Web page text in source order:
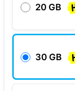
20 GB
30 GB